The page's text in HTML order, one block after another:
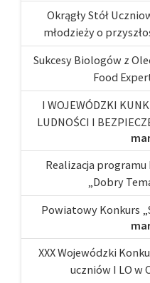
Okrągły Stół
młodzieży o
Sukcesy Biologów z
Food
I WOJEWÓDZKI
LUDNOŚCI I
Realizacja
„Dobry
Powiatowy Konkurs
XXX Wojewódzki
uczniów I LO w